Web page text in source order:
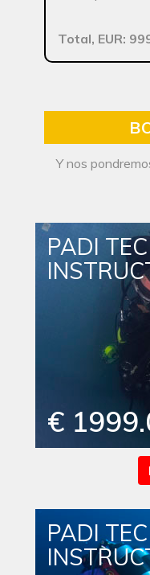
Total, EUR:
Y nos
PADI
€
PADI